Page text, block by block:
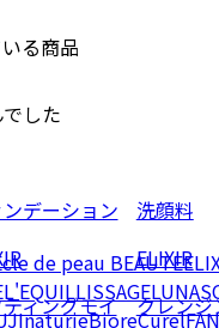
デーション
ィングモイ
洗顔料
ELIXIR
クレン
る商品
した
cle de peau BEAUTE
L'EQUILLISSAGE
naturieBioreCurel